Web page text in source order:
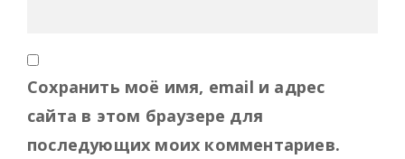
Сохранить моё имя, email и адрес
сайта в этом браузере для
последующих моих комментариев.